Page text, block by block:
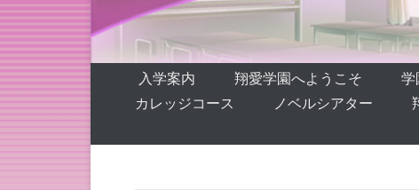
第1メニュー
コンテンツへ移動
入学案内 翔愛学園へようこそ 学
カレッジコース
ノベルシアター